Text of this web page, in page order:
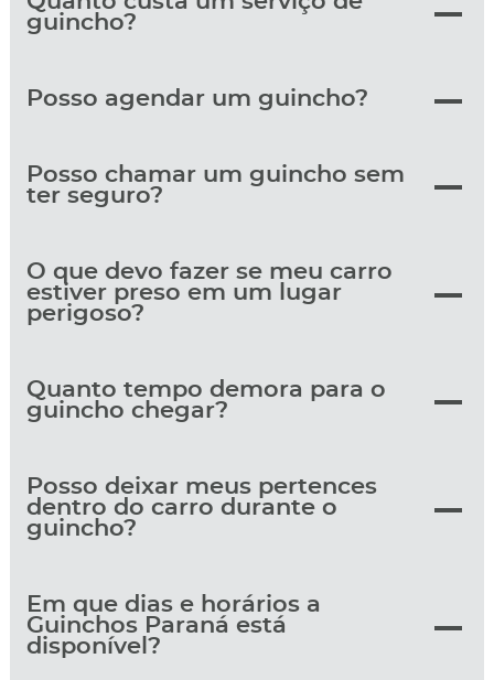
guincho?
Posso agendar um guincho?
Posso chamar um guincho sem
ter seguro?
O que devo fazer se meu carro
estiver preso em um lugar
perigoso?
Quanto tempo demora para o
guincho chegar?
Posso deixar meus pertences
dentro do carro durante o
guincho?
Em que dias e horários a
Guinchos Paraná está
disponível?